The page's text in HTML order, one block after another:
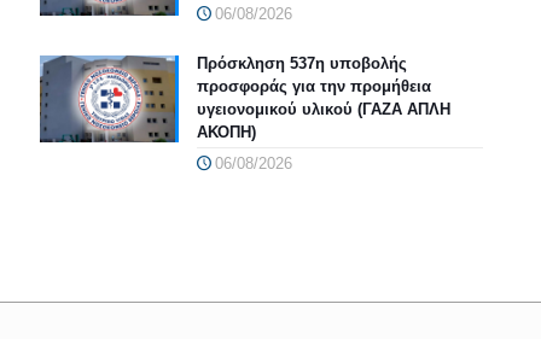
06/08/2026
Πρόσκληση 537η υποβολής
προσφοράς για την προμήθεια
υγειονομικού υλικού (ΓΑΖΑ ΑΠΛΗ
ΑΚΟΠΗ)
06/08/2026